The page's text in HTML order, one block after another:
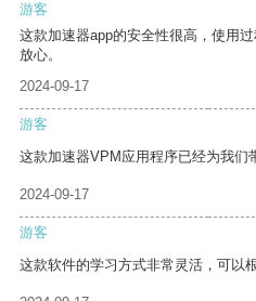
游客
这款加速器app的安全性很高，使用
放心。
2024-09-17
游客
这款加速器VPM应用程序已经为我们
2024-09-17
游客
这款软件的学习方式非常灵活，可以